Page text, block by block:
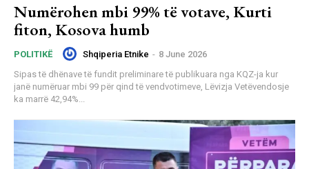
Numërohen mbi 99% të votave, Kurti
fiton, Kosova humb
POLITIKË Shqiperia Etnike - 8 June 2026
Sipas të dhënave të fundit preliminare të publikuara nga KQZ-ja kur
janë numëruar mbi 99 për qind të vendvotimeve, Lëvizja Vetëvendosje
ka marrë 42,94%...